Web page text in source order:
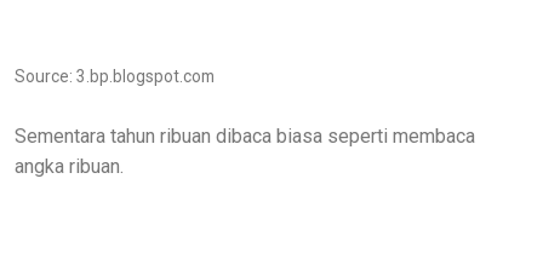
Source: 3.bp.blogspot.com
Sementara tahun ribuan dibaca biasa seperti membaca
angka ribuan.